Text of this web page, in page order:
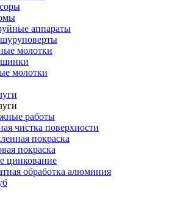
аппараты
молотки
молотки
работы
чистка поверхности
покраска
покраска
цинкование
обработка алюминия